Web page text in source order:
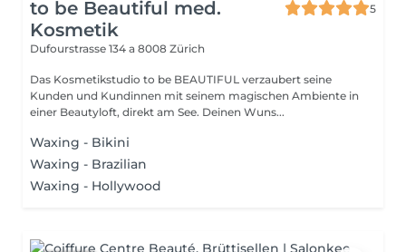
to be Beautiful med.
Kosmetik
5
Dufourstrasse 134 a 8008 Zürich
Das Kosmetikstudio to be BEAUTIFUL verzaubert seine
Kunden und Kundinnen mit seinem magischen Ambiente in
einer Beautyloft, direkt am See. Deinen Wuns...
Waxing - Bikini
Waxing - Brazilian
Waxing - Hollywood